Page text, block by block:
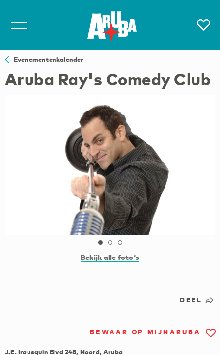
Evenementenkalender
Aruba Ray's Comedy Club
Bekijk alle foto‘s
DEEL
BEWAAR OP MIJNARUBA
J.E. Irausquin Blvd 248, Noord, Aruba